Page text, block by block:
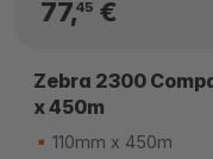
77,45€
Zebra 2300
x 450m
110mm x 450m